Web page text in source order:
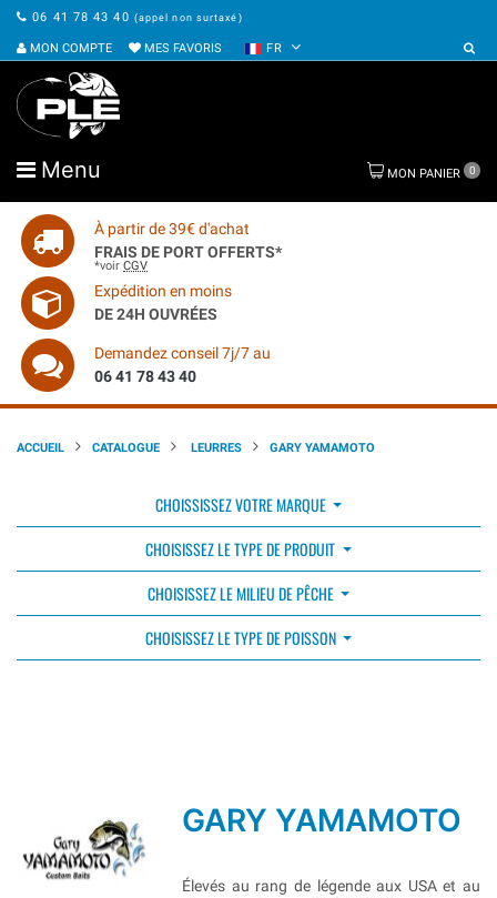
06 41 78 43 40 (appel non surtaxé)
MON COMPTE MES FAVORIS FR
Menu MON PANIER 0
À partir de 39€ d'achat
FRAIS DE PORT OFFERTS*
*voir CGV
Expédition en moins
DE 24H OUVRÉES
Demandez conseil 7j/7 au
06 41 78 43 40
ACCUEIL CATALOGUE LEURRES GARY YAMAMOTO
CHOISSISSEZ VOTRE MARQUE
CHOISISSEZ LE TYPE DE PRODUIT
CHOISISSEZ LE MILIEU DE PÊCHE
CHOISISSEZ LE TYPE DE POISSON
GARY YAMAMOTO
Élevés au rang de légende aux USA et au